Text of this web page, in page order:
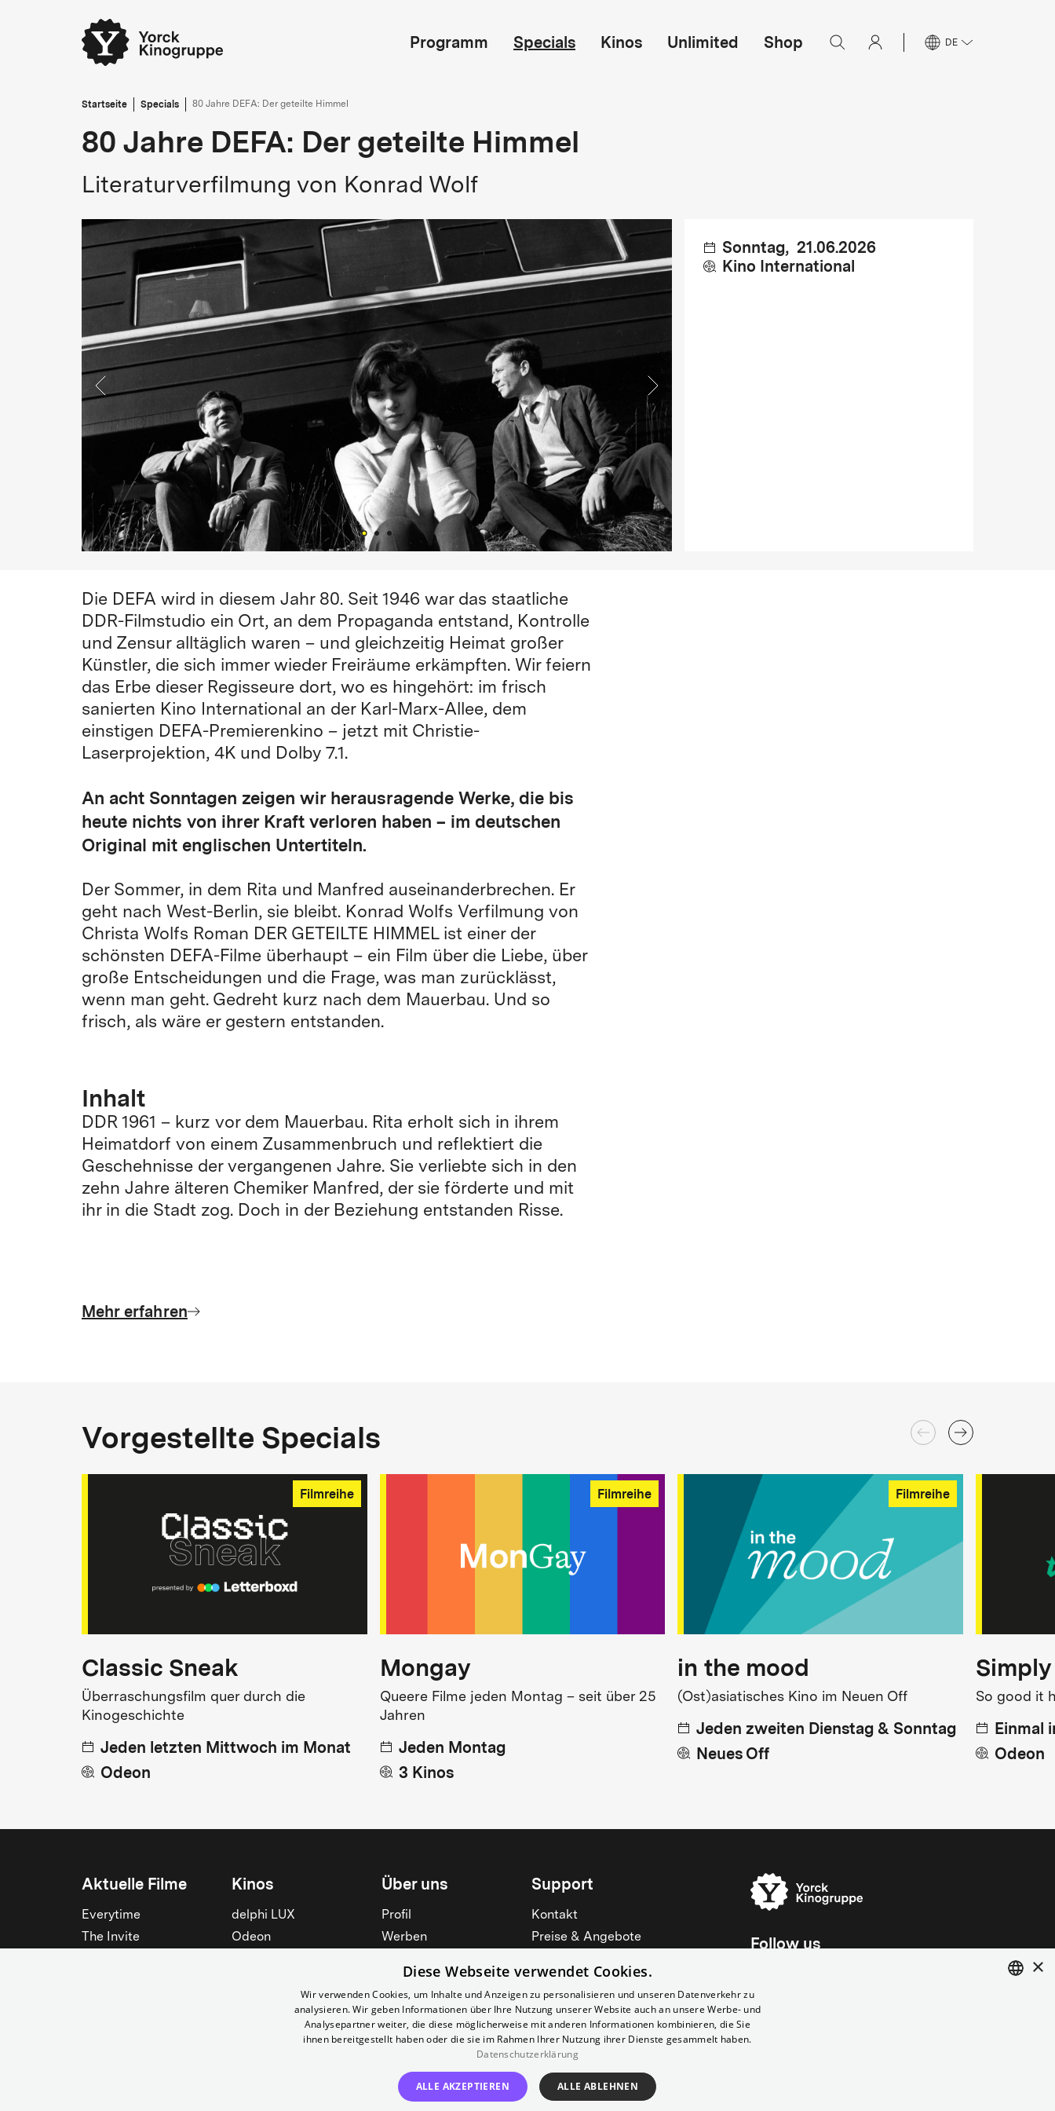
Programm Specials Kinos Unlimited Shop DE
Startseite Specials 80 Jahre DEFA: Der geteilte Himmel
80 Jahre DEFA: Der geteilte Himmel
Literaturverfilmung von Konrad Wolf
Sonntag, 21.06.2026
Kino International
Die DEFA wird in diesem Jahr 80. Seit 1946 war das staatliche
DDR-Filmstudio ein Ort, an dem Propaganda entstand, Kontrolle
und Zensur alltäglich waren – und gleichzeitig Heimat großer
Künstler, die sich immer wieder Freiräume erkämpften. Wir feiern
das Erbe dieser Regisseure dort, wo es hingehört: im frisch
sanierten Kino International an der Karl-Marx-Allee, dem
einstigen DEFA-Premierenkino – jetzt mit Christie-
Laserprojektion, 4K und Dolby 7.1.
An acht Sonntagen zeigen wir herausragende Werke, die bis
heute nichts von ihrer Kraft verloren haben – im deutschen
Original mit englischen Untertiteln.
Der Sommer, in dem Rita und Manfred auseinanderbrechen. Er
geht nach West-Berlin, sie bleibt. Konrad Wolfs Verfilmung von
Christa Wolfs Roman DER GETEILTE HIMMEL ist einer der
schönsten DEFA-Filme überhaupt – ein Film über die Liebe, über
große Entscheidungen und die Frage, was man zurücklässt,
wenn man geht. Gedreht kurz nach dem Mauerbau. Und so
frisch, als wäre er gestern entstanden.
Inhalt
DDR 1961 – kurz vor dem Mauerbau. Rita erholt sich in ihrem
Heimatdorf von einem Zusammenbruch und reflektiert die
Geschehnisse der vergangenen Jahre. Sie verliebte sich in den
zehn Jahre älteren Chemiker Manfred, der sie förderte und mit
ihr in die Stadt zog. Doch in der Beziehung entstanden Risse.
Mehr erfahren
Vorgestellte Specials
Filmreihe
Classic Sneak
Überraschungsfilm quer durch die
Kinogeschichte
Jeden letzten Mittwoch im Monat
Odeon
Filmreihe
Mongay
Queere Filme jeden Montag – seit über 25
Jahren
Jeden Montag
3 Kinos
Filmreihe
in the mood
(Ost)asiatisches Kino im Neuen Off
Jeden zweiten Dienstag & Sonntag
Neues Off
So good it
Einmal
Odeon
Aktuelle Filme
Everytime
The Invite
Kinos
delphi LUX
Odeon
Über uns
Profil
Werben
Jobs
Kino für Schulen
Support
Kontakt
Preise & Angebote
Barrierefreiheit
Widerruf erklären
Alle zeigen
Follow us
×
Diese Webseite verwendet Cookies.
Wir verwenden Cookies, um Inhalte und Anzeigen zu personalisieren und unseren Datenverkehr zu
analysieren. Wir geben Informationen über Ihre Nutzung unserer Website auch an unsere Werbe- und
Analysepartner weiter, die diese möglicherweise mit anderen Informationen kombinieren, die Sie
ihnen bereitgestellt haben oder die sie im Rahmen Ihrer Nutzung ihrer Dienste gesammelt haben.
Datenschutzerklärung
ALLE AKZEPTIEREN ALLE ABLEHNEN